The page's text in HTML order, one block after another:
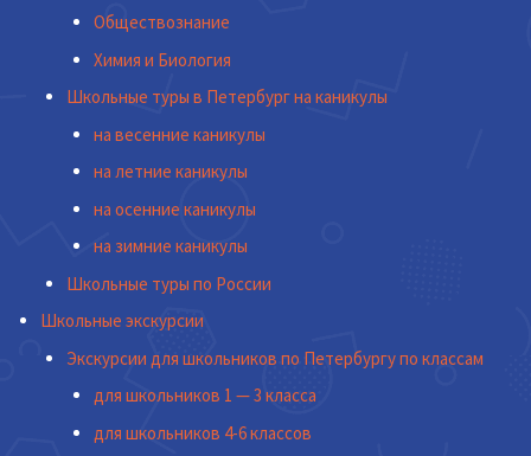
Обществознание
Химия и Биология
Школьные туры в Петербург на каникулы
на весенние каникулы
на летние каникулы
на осенние каникулы
на зимние каникулы
Школьные туры по России
Школьные экскурсии
Экскурсии для школьников по Петербургу по классам
для школьников 1 — 3 класса
для школьников 4-6 классов